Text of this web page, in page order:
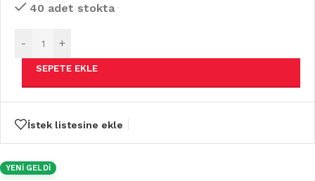
40 adet stokta
- +
SEPETE EKLE
İstek listesine ekle
YENİ GELDİ